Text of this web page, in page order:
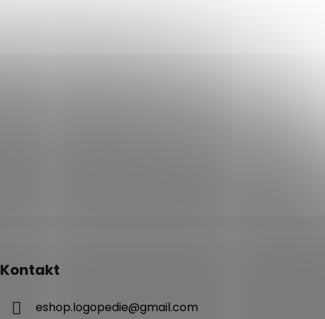
Kontakt
eshop.logopedie@gmail.com